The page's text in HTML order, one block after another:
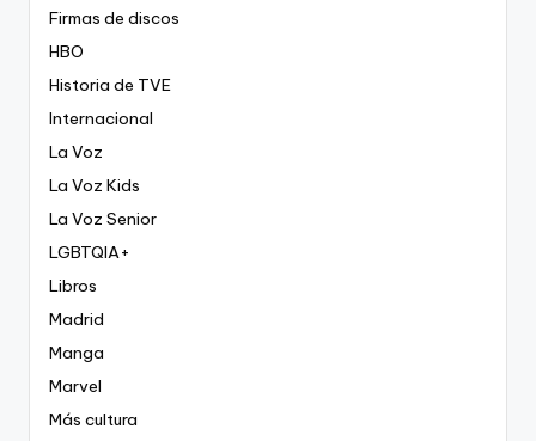
Firmas de discos
HBO
Historia de TVE
Internacional
La Voz
La Voz Kids
La Voz Senior
LGBTQIA+
Libros
Madrid
Manga
Marvel
Más cultura